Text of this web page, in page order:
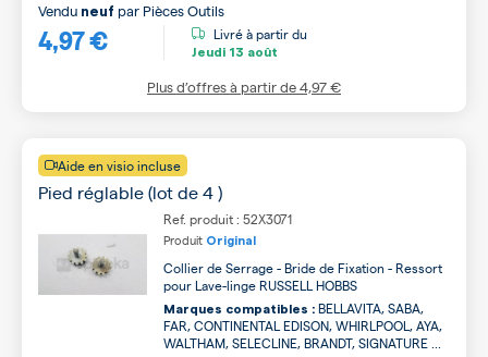
4,97 €
Vendu neuf par Pièces Outils
Livré à partir du
Jeudi 13 août
Plus d’offres à partir de4,97 €
Aide en visio incluse
Pied réglable (lot de 4 )
Ref. produit : 52X3071
Produit Original
Collier de Serrage - Bride de Fixation - Ressort
pour Lave-linge RUSSELL HOBBS
Marques compatibles : BELLAVITA, SABA,
FAR, CONTINENTAL EDISON, WHIRLPOOL, AYA,
WALTHAM, SELECLINE, BRANDT, SIGNATURE ...